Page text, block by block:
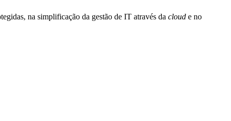
na simplificação da gestão de IT através da cloud e no